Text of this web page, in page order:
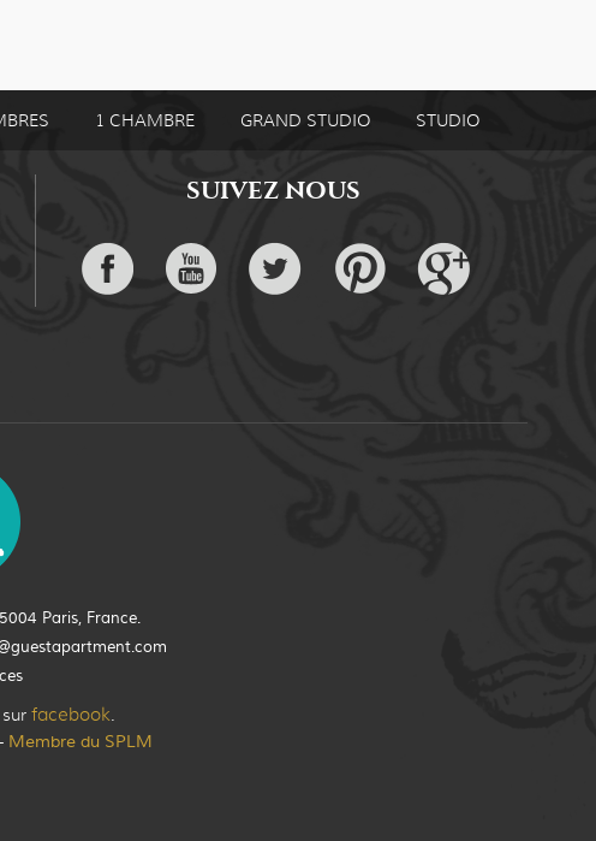
1 CHAMBRE GRAND STUDIO STUDIO
SUIVEZ NOUS
Paris, France.
facebook.
Membre du SPLM